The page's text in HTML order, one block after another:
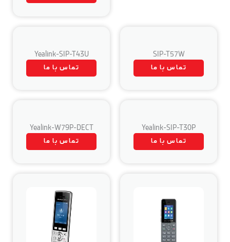
SIP-T57W
تماس با ما
Yealink-SIP-T43U
تماس با ما
Yealink-SIP-T30P
تماس با ما
Yealink-W79P-DECT
تماس با ما